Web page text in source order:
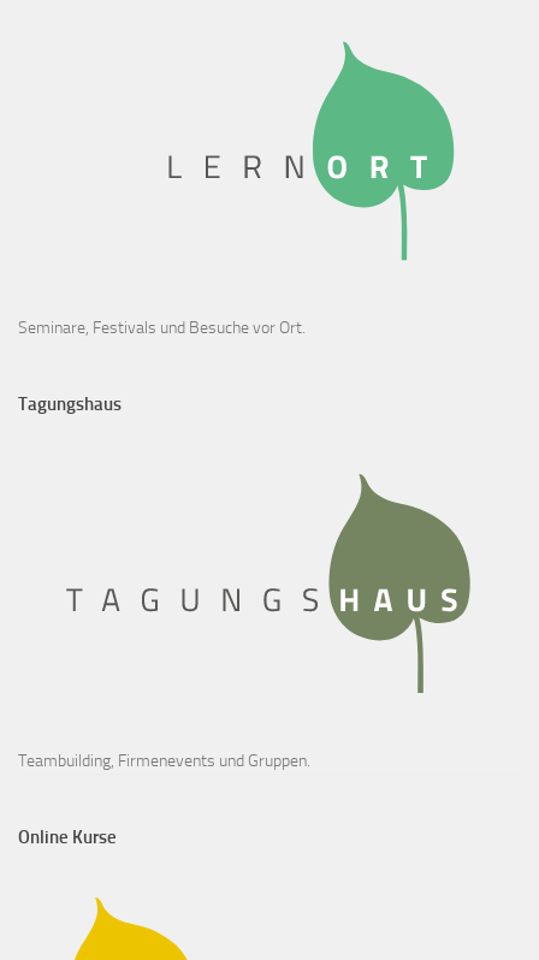
Seminare, Festivals und Besuche vor Ort.
Tagungshaus
Teambuilding, Firmenevents und Gruppen.
Online Kurse